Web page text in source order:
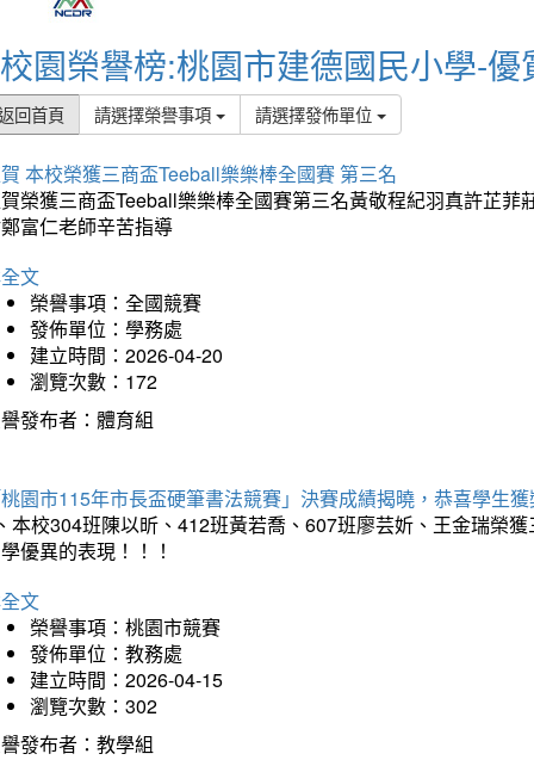
校園榮譽榜:桃園市建德國民小學-優
回首頁 請選擇榮譽事項 請選擇發佈單位
本校榮獲三商盃Teeball樂樂棒全國賽 第三名
榮獲三商盃Teeball樂樂棒全國賽第三名黃敬程紀羽真許芷
富仁老師辛苦指導
文
榮譽事項：全國競賽
發佈單位：學務處
建立時間：2026-04-20
瀏覽次數：172
發布者：體育組
園市115年市長盃硬筆書法競賽」決賽成績揭曉，恭喜學生
本校304班陳以昕、412班黃若喬、607班廖芸妡、王金瑞榮
優異的表現！！！
文
榮譽事項：桃園市競賽
發佈單位：教務處
建立時間：2026-04-15
瀏覽次數：302
發布者：教學組